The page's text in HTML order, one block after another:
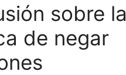
sobre la
de negar